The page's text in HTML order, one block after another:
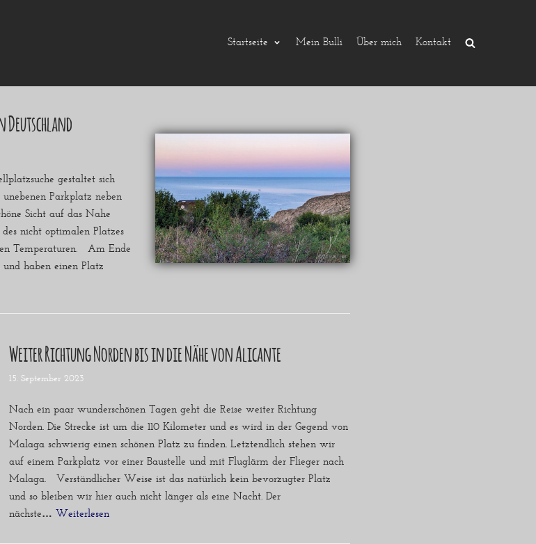
Startseite Mein Bulli Über mich Kontakt
Deutschland
gestaltet sich
Parkplatz neben
Sicht auf das Nahe
nicht optimalen Platzes
Temperaturen. Am Ende
haben einen Platz
Weiter Richtung Norden bis in die Nähe von Alicante
15. September 2023
Nach ein paar wunderschönen Tagen geht die Reise weiter Richtung
Norden. Die Strecke ist um die 110 Kilometer und es wird in der Gegend von
Malaga schwierig einen schönen Platz zu finden. Letztendlich stehen wir
auf einem Parkplatz vor einer Baustelle und mit Fluglärm der Flieger nach
Malaga. Verständlicher Weise ist das natürlich kein bevorzugter Platz
und so bleiben wir hier auch nicht länger als eine Nacht. Der
nächste… Weiterlesen »